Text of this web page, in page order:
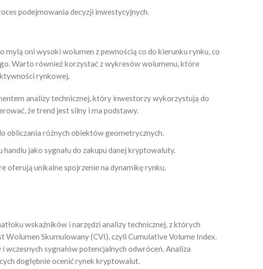
podejmowania decyzji inwestycyjnych.
oni wysoki wolumen z pewnością co do kierunku rynku, co
Warto również korzystać z wykresów wolumenu, które
rynkowej.
analizy technicznej, który inwestorzy wykorzystują do
że trend jest silny i ma podstawy.
obliczania różnych obiektów geometrycznych.
jako sygnału do zakupu danej kryptowaluty.
oferują unikalne spojrzenie na dynamikę rynku.
wskaźników i narzędzi analizy technicznej, z których
Skumulowany (CVI), czyli Cumulative Volume Index.
sygnałów potencjalnych odwróceń. Analiza
dogłębnie ocenić rynek kryptowalut.